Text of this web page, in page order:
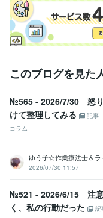
ライフスタイル・その他
ライフスタイル・その他
資格・検定
保育士 取得年 : 2015年
カラーセラピスト 取得
得意分野
占い タロット、オラク
恋愛、仕事、復縁
自己肯定感
マインド
このブログを見た
№565 - 2026/7/30 怒り
けて整理してみる
記事
コラム
ゆう子☆作業療法士＆ラ
2026/07/30 11:57
№521 - 2026/6/15 注意
く、私の行動だった
記